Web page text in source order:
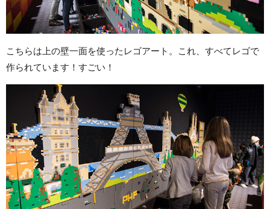
こちらは上の壁一面を使ったレゴアート。これ、すべてレゴで
作られています！すごい！